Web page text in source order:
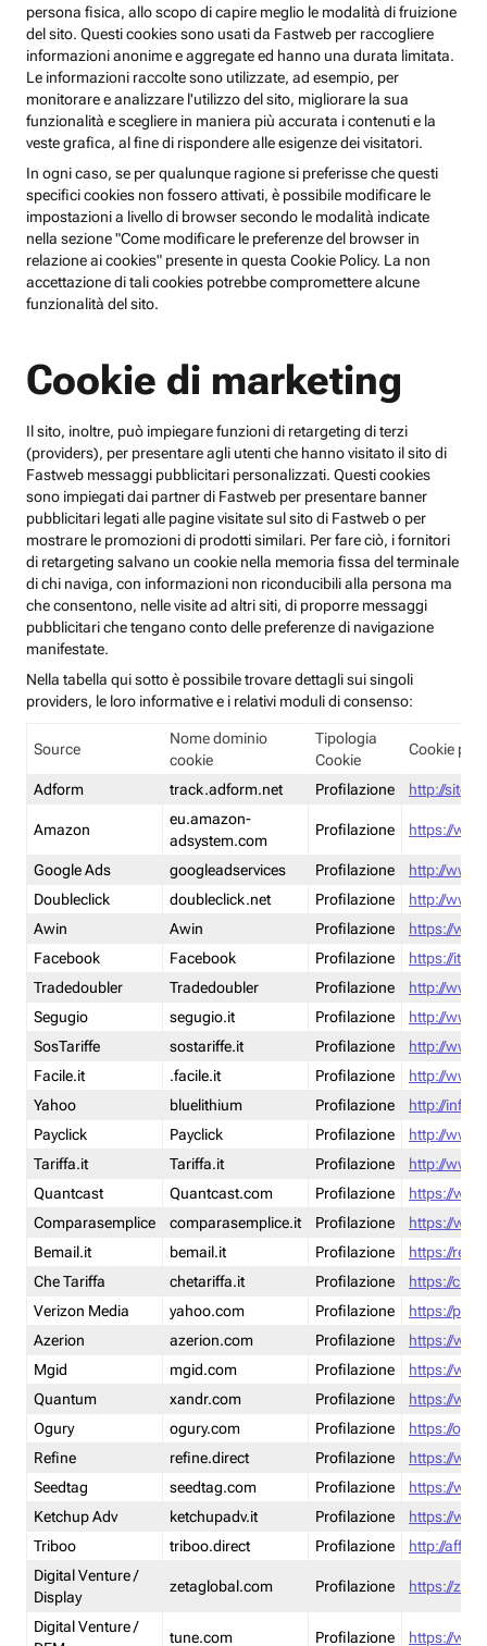
persona fisica, allo scopo di capire meglio le modalità di fruizione
del sito. Questi cookies sono usati da Fastweb per raccogliere
informazioni anonime e aggregate ed hanno una durata limitata.
Le informazioni raccolte sono utilizzate, ad esempio, per
monitorare e analizzare l'utilizzo del sito, migliorare la sua
funzionalità e scegliere in maniera più accurata i contenuti e la
veste grafica, al fine di rispondere alle esigenze dei visitatori.
In ogni caso, se per qualunque ragione si preferisse che questi
specifici cookies non fossero attivati, è possibile modificare le
impostazioni a livello di browser secondo le modalità indicate
nella sezione "Come modificare le preferenze del browser in
relazione ai cookies" presente in questa Cookie Policy. La non
accettazione di tali cookies potrebbe compromettere alcune
funzionalità del sito.
Cookie di marketing
Il sito, inoltre, può impiegare funzioni di retargeting di terzi
(providers), per presentare agli utenti che hanno visitato il sito di
Fastweb messaggi pubblicitari personalizzati. Questi cookies
sono impiegati dai partner di Fastweb per presentare banner
pubblicitari legati alle pagine visitate sul sito di Fastweb o per
mostrare le promozioni di prodotti similari. Per fare ciò, i fornitori
di retargeting salvano un cookie nella memoria fissa del terminale
di chi naviga, con informazioni non riconducibili alla persona ma
che consentono, nelle visite ad altri siti, di proporre messaggi
pubblicitari che tengano conto delle preferenze di navigazione
manifestate.
Nella tabella qui sotto è possibile trovare dettagli sui singoli
providers, le loro informative e i relativi moduli di consenso:
Source
Nome dominio
cookie
Tipologia
Cookie
Cookie
Adform track.adform.net Profilazione http://
Amazon
eu.amazon-
adsystem.com
Profilazione https://
Google Ads googleadservices Profilazione
http://
Doubleclick
doubleclick.net Profilazione
http://
Awin
Awin Profilazione
https://
Facebook
Facebook Profilazione
https://it-
Tradedoubler
Tradedoubler Profilazione
http://
Segugio
segugio.it Profilazione
http://
SosTariffe
sostariffe.it Profilazione
http://
Facile.it
.facile.it Profilazione
http://
Yahoo
bluelithium Profilazione
http://
Payclick
Payclick Profilazione
http://
Tariffa.it
Tariffa.it Profilazione
http://
Quantcast
Quantcast.com Profilazione
https://
Comparasemplice
comparasemplice.it Profilazione
https://
Bemail.it
bemail.it Profilazione
https://
Che Tariffa
chetariffa.it Profilazione
https://
Verizon Media
yahoo.com Profilazione
https://
Azerion
azerion.com Profilazione
https://
Mgid
mgid.com Profilazione
https://
Quantum
xandr.com Profilazione
https://
Ogury
ogury.com Profilazione
https://
Refine
refine.direct Profilazione
https://
Seedtag
seedtag.com Profilazione
https://
Ketchup Adv
ketchupadv.it Profilazione
https://
Triboo
triboo.direct Profilazione
http://
Digital Venture /
Display
zetaglobal.com Profilazione https://
Digital Venture /
tune.com Profilazione https://